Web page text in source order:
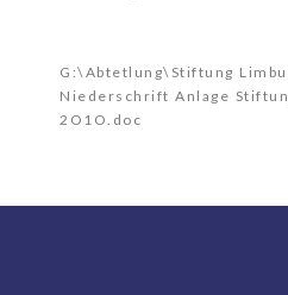
G:\Abtetlung\Stiftung
Niederschrift Anlage
2O1O.doc